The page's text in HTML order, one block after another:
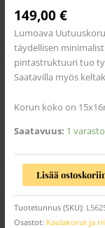
149,00€
Lumoava
täydellisen
pintastruktuuri tuo
Saatavilla myös
Korun koko on
Saatavuus: 1
Lisää
Tuotetunnus (SKU):
Osastot: Kaulakorut ja